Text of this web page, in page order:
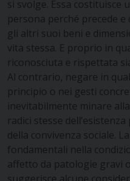
si svolge. Essa costituisce
persona perché precede
gli altri suoi beni e
vita stessa. E proprio in
riconosciuta e rispettata
Al contrario, negare in
principio o nei gesti
inevitabilmente minare
radici stesse
della convivenza sociale.
fondamentali nella
affetto da patologie gravi